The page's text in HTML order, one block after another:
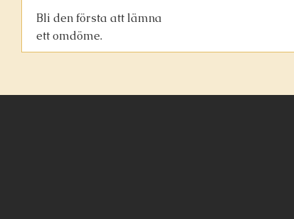
Bli den första att lämna
ett omdöme.